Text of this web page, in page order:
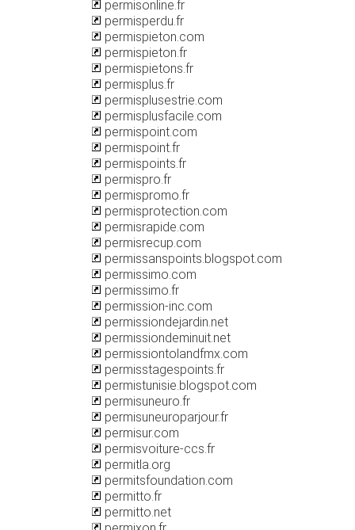
permisonline.fr
permisperdu.fr
permispieton.com
permispieton.fr
permispietons.fr
permisplus.fr
permisplusestrie.com
permisplusfacile.com
permispoint.com
permispoint.fr
permispoints.fr
permispro.fr
permispromo.fr
permisprotection.com
permisrapide.com
permisrecup.com
permissanspoints.blogspot.com
permissimo.com
permissimo.fr
permission-inc.com
permissiondejardin.net
permissiondeminuit.net
permissiontolandfmx.com
permisstagespoints.fr
permistunisie.blogspot.com
permisuneuro.fr
permisuneuroparjour.fr
permisur.com
permisvoiture-ccs.fr
permitla.org
permitsfoundation.com
permitto.fr
permitto.net